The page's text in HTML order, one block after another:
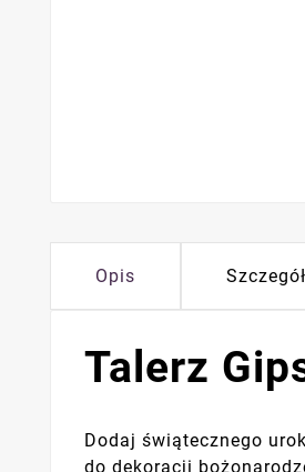
Opis
Talerz
Dodaj świątecznego
do dekoracji